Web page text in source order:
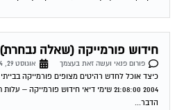
חידוש פורמייקה (שאלה נבחרת)
פורום פנאי ועשה זאת בעצמך
אוגוסט 29, 2004
2004 21:08:00 שימי דיאי חידוש פורמייקה
הדבר...